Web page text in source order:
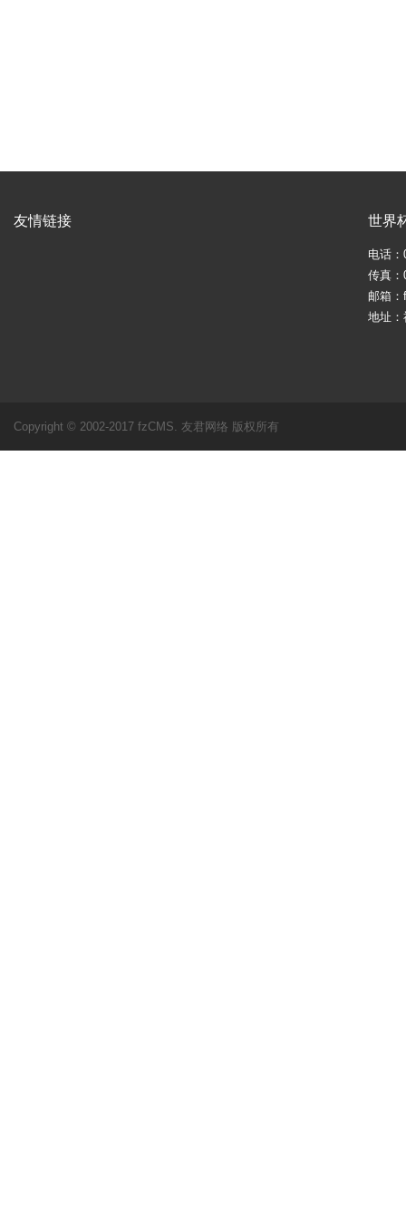
友情链接 世界
电话：
传真：
邮箱
地址
Copyright © 2002-2017 fzCMS. 友君网络 版权所有